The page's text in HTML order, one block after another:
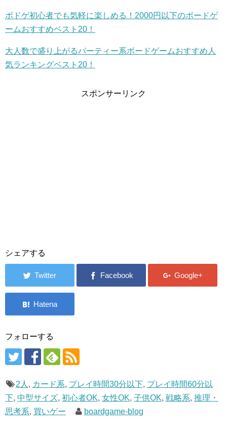
ボドゲ初心者でも気軽に楽しめる！2000円以下のボードゲ
ームおすすめベスト20！
大人数で盛り上がるパーティー系ボードゲームおすすめ人
気ランキングベスト20！
スポンサーリンク
シェアする
フォローする
2人 , カード系, プレイ時間30分以下, プレイ時間60分以
下, 中型サイズ, 初心者OK, 女性OK, 子供OK, 戦略系, 推理・
思考系, 買いゲー boardgame-blog